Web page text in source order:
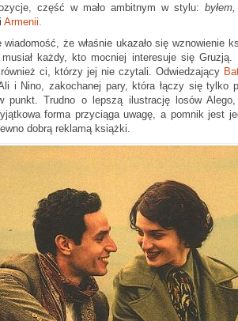
część w mało ambitnym w stylu:
Armenii.
wiadomość, że właśnie ukazało się
musiał każdy, kto mocniej interesuje się
ci, którzy jej nie czytali. Odwiedzający
i Nino, zakochanej pary, która łączy się tylko
punkt. Trudno o lepszą ilustrację losów
forma przyciąga uwagę, a pomnik jest
dobrą reklamą książki.